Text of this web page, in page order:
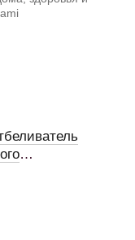
1 л (530640)